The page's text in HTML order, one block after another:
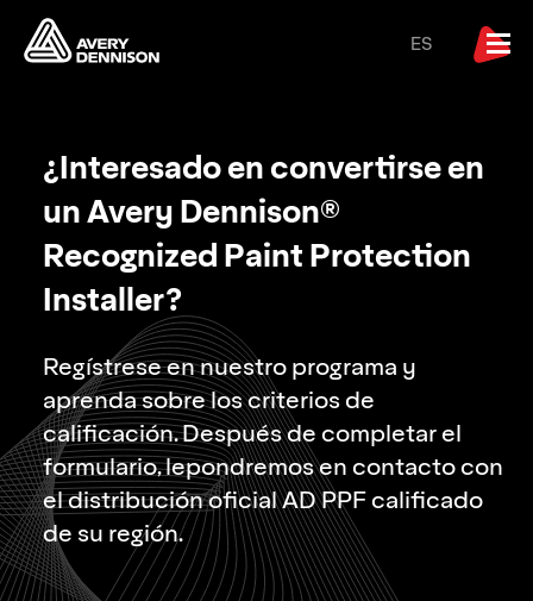
ES
¿Interesado en convertirse en
un Avery Dennison®
Recognized Paint Protection
Installer?
Regístrese en nuestro programa y
aprenda sobre los criterios de
calificación. Después de completar el
formulario, lepondremos en contacto con
el distribución oficial AD PPF calificado
de su región.